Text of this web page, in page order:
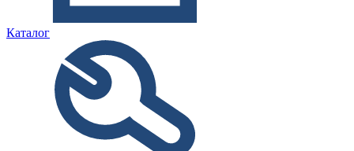
Каталог